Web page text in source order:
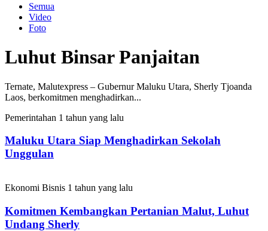
Semua
Video
Foto
Luhut Binsar Panjaitan
Ternate, Malutexpress – Gubernur Maluku Utara, Sherly Tjoanda
Laos, berkomitmen menghadirkan...
Pemerintahan 1 tahun yang lalu
Maluku Utara Siap Menghadirkan Sekolah
Unggulan
Ekonomi Bisnis 1 tahun yang lalu
Komitmen Kembangkan Pertanian Malut, Luhut
Undang Sherly